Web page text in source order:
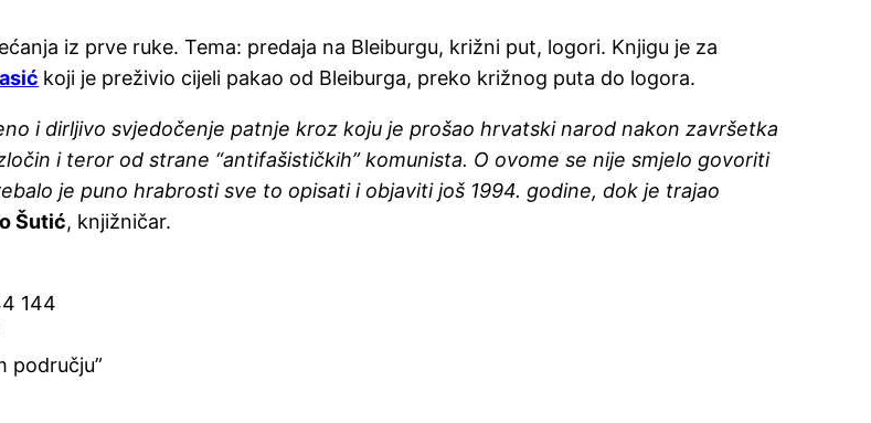
iz prve ruke. Tema: predaja na Bleiburgu, križni put, logori. Knjigu je za
koji je preživio cijeli pakao od Bleiburga, preko križnog puta do logora.
i dirljivo svjedočenje patnje kroz koju je prošao hrvatski narod nakon završetka
i teror od strane “antifašističkih” komunista. O ovome se nije smjelo govoriti
je puno hrabrosti sve to opisati i objaviti još 1994. godine, dok je trajao
Šutić, knjižničar.
144
području”